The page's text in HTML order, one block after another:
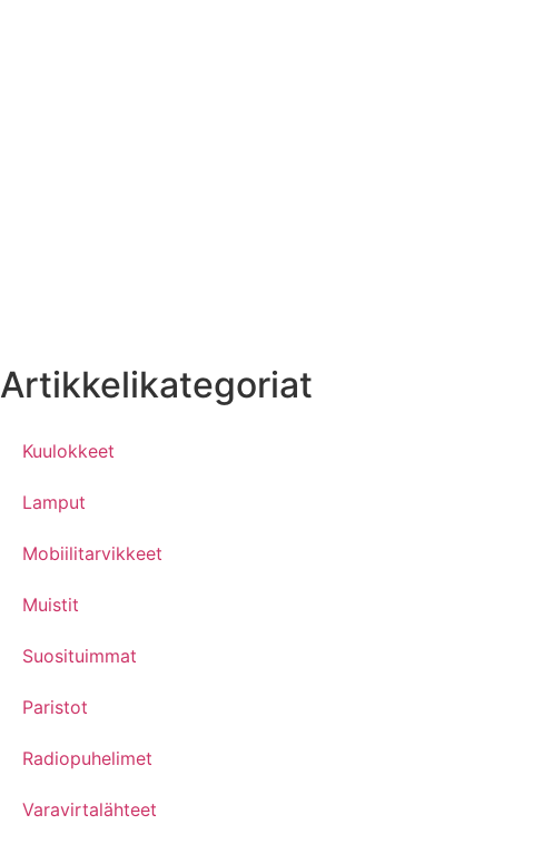
Artikkelikategoriat
Kuulokkeet
Lamput
Mobiilitarvikkeet
Muistit
Suosituimmat
Paristot
Radiopuhelimet
Varavirtalähteet